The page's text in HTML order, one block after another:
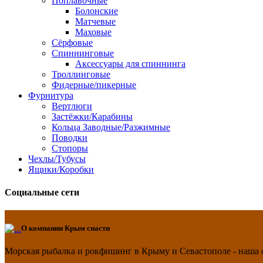
Болонские
Матчевые
Маховые
Сёрфовые
Спиннинговые
Аксессуары для спиннинга
Троллинговые
Фидерные/пикерные
Фурнитура
Вертлюги
Застёжки/Карабины
Кольца Заводные/Разжимные
Поводки
Стопоры
Чехлы/Тубусы
Ящики/Коробки
Социальные сети
О компании Крым снасти
Морская рыбалка и рокфишинг в Крыму и Севастополе - наша